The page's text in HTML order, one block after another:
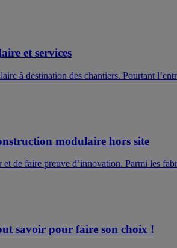
et services
à destination des chantiers. Pourtant
modulaire hors site
de faire preuve d’innovation. Parmi les
savoir pour faire son choix !